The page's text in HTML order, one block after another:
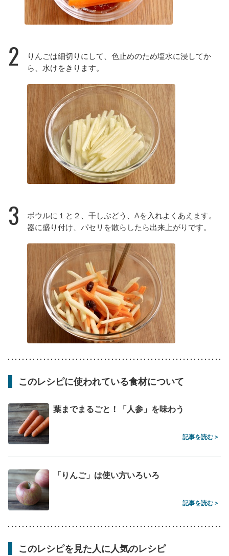
2
りんごは細切りにして、色止めのため塩水に浸してか
ら、水けをきります。
3
ボウルに１と２、干しぶどう、Aを入れよくあえます。
器に盛り付け、パセリを散らしたら出来上がりです。
このレシピに使われている食材について
葉までまるごと！「人参」を味わう
記事を読む >
「りんご」は使い方いろいろ
記事を読む >
このレシピを見た人に人気のレシピ